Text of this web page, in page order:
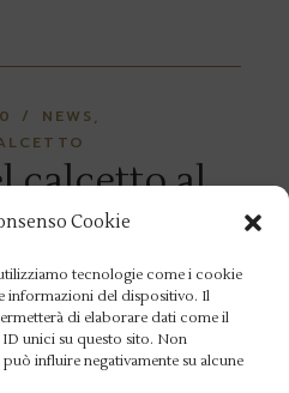
Cookie
tecnologie come i cookie
informazioni del dispositivo. Il
di elaborare dati come il
unici su questo sito. Non
influire negativamente su alcune
NEWS
calcetto al
di Roberto
a 5 è cominciato
al Triplete. La